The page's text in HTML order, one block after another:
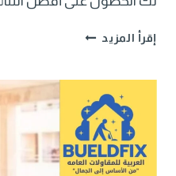
إقرأ المزيد مقاول